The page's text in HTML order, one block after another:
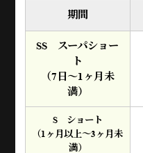
期間
SS スーパショー
ト
（7日～1ヶ月未
満）
S ショート
（1ヶ月以上～3ヶ月未
満）